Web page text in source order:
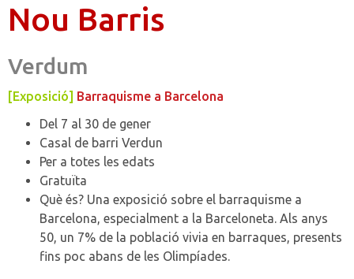
Nou Barris
Verdum
[Exposició] Barraquisme a Barcelona
Del 7 al 30 de gener
Casal de barri Verdun
Per a totes les edats
Gratuïta
Què és? Una exposició sobre el barraquisme a
Barcelona, especialment a la Barceloneta. Als anys
50, un 7% de la població vivia en barraques, presents
fins poc abans de les Olimpíades.